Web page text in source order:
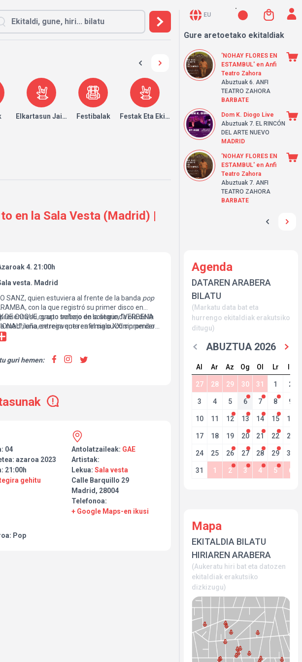
Elkartasun JaialdiakFestibalak Festak Eta Ekitaldiak
en la Sala Vesta (Madrid) |
4. 21:00h
vesta. Madrid
SANZ, quien estuviera al frente de la banda pop
con la que registró su primer disco en
su cuarto trabajo en solitario, “VERBENA
una entrega que reafirma su compromiso
canción como género de géneros, con una
“marca de la casa”, y
DE COQUE, grupo señero de la segunda ola de la
madrileña, se reinventa en el siglo XXI sin perder
pop y el respeto por los clásicos.
guri hemen:
04
azaroa 2023
21:00h
gehitu
Antolatzaileak: GAE
Artistak:
Lekua: Sala vesta
Calle Barquillo 29
Madrid, 28004
Telefonoa:
+ Google Maps-en ikusi
Pop
EU
Gure aretoetako ekitaldiak
'NOHAY FLORES EN
ESTAMBUL' en Anfi
Teatro Zahora
Abuztuak 6. ANFI
TEATRO ZAHORA
BARBATE
Dom K. Diogo Live
Abuztuak 7. EL RINCÓN
DEL ARTE NUEVO
MADRID
'NOHAY FLORES EN
ESTAMBUL' en Anfi
Teatro Zahora
Abuztuak 7. ANFI
TEATRO ZAHORA
BARBATE
Agenda
DATAREN ARABERA
BILATU
(Markatu data bat eta
hurrengo ekitaldiak erakutsiko
ditugu)
ABUZTUA 2026
Al Ar Az Og Ol Lr Ig
27 28 29 30 31 1 2
3 4 5 6 7 8 9
10 11 12 13 14 15 16
17 18 19 20 21 22 23
24 25 26 27 28 29 30
31 1 2 3 4 5 6
Mapa
EKITALDIA BILATU
HIRIAREN ARABERA
(Aukeratu hiri bat eta datozen
ekitaldiak erakutsiko
dizkizugu)